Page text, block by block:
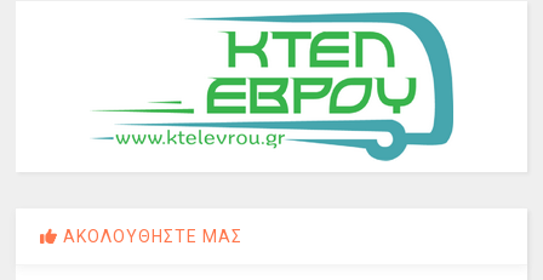
ΑΚΟΛΟΥΘΗΣΤΕ ΜΑΣ